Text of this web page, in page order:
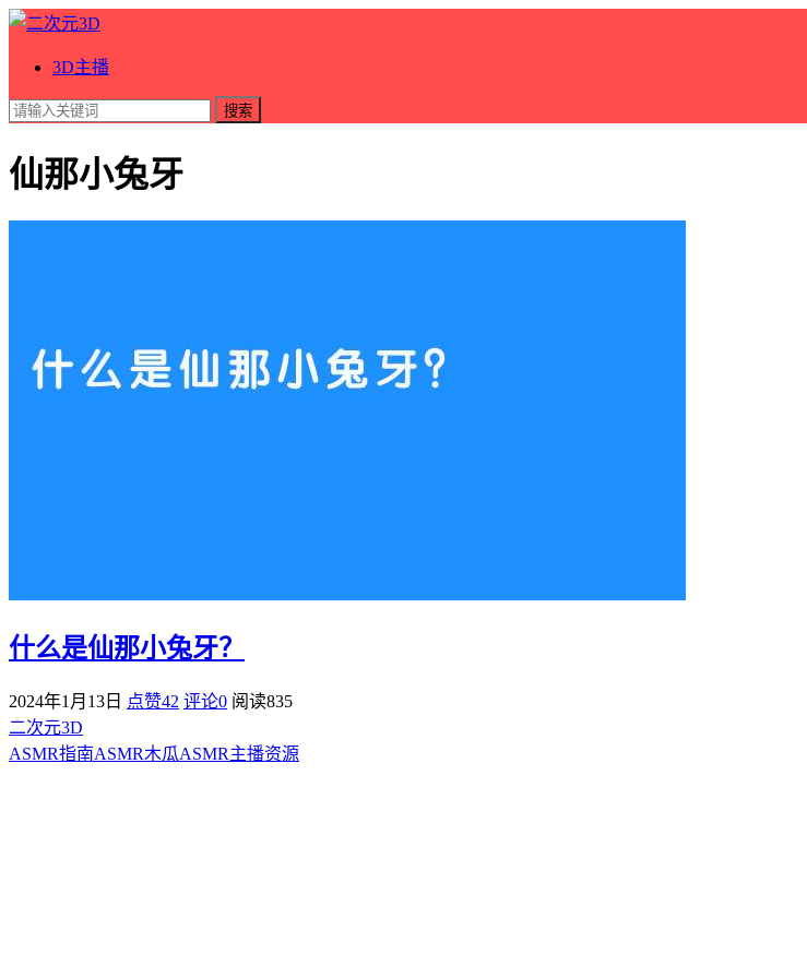
3D主播
搜索
仙那小兔牙
什么是仙那小兔牙？
2024年1月13日 点赞42 评论0 阅读835
二次元3D
ASMR指南ASMR木瓜ASMR主播资源